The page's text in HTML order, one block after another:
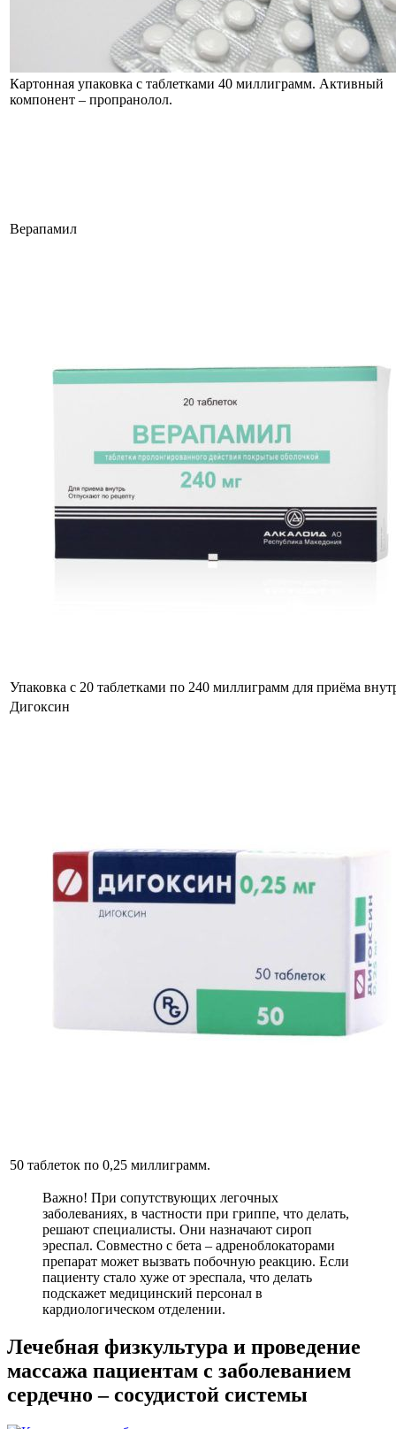
Картонная упаковка с таблетками 40 миллиграмм. Активный
компонент – пропранолол.
Верапамил
Упаковка с 20 таблетками по 240 миллиграмм для приёма
Дигоксин
50 таблеток по 0,25 миллиграмм.
Важно! При сопутствующих легочных
заболеваниях, в частности при гриппе, что делать,
решают специалисты. Они назначают сироп
эреспал. Совместно с бета – адреноблокаторами
препарат может вызвать побочную реакцию. Если
пациенту стало хуже от эреспала, что делать
подскажет медицинский персонал в
кардиологическом отделении.
Лечебная физкультура и проведение
массажа пациентам с заболеванием
сердечно – сосудистой системы